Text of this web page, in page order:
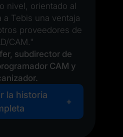
nivel, orientado al
a Tebis una ventaja
proveedores de
CAM."
subdirector de
CAM y
la historia